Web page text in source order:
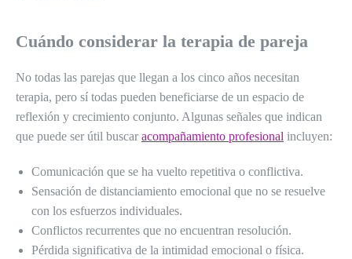
Cuándo considerar la terapia de pareja
No todas las parejas que llegan a los cinco años necesitan
terapia, pero sí todas pueden beneficiarse de un espacio de
reflexión y crecimiento conjunto. Algunas señales que indican
que puede ser útil buscar acompañamiento profesional incluyen:
Comunicación que se ha vuelto repetitiva o conflictiva.
Sensación de distanciamiento emocional que no se resuelve
con los esfuerzos individuales.
Conflictos recurrentes que no encuentran resolución.
Pérdida significativa de la intimidad emocional o física.